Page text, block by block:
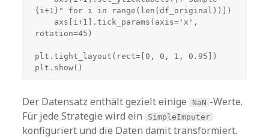
{i+1}" for i in range(len(df_original))])
rotation=45)
plt.tight_layout(rect=[0, 0, 1, 0.95])
Der Datensatz enthält gezielt einige NaN -Werte.
Für jede Strategie wird ein
SimpleImputer
konfiguriert und die Daten damit transformiert.